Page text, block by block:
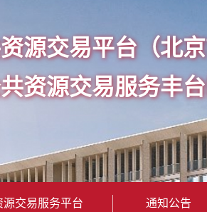
源交易平台（北
资源交易服务丰
源交易服务平台 通知公告